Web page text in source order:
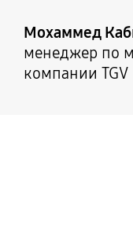
Мохаммед
менеджер по
компании TGV